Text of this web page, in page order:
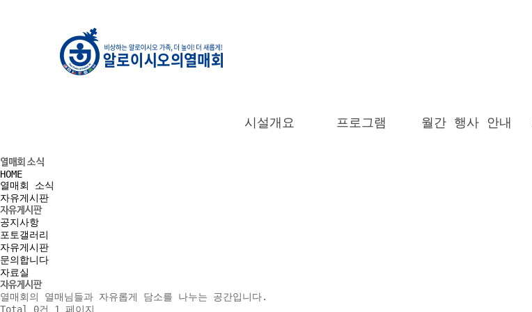
시설개요 프로그램 월간 행사 안내
열매회 소식
HOME
열매회 소식
자유게시판
자유게시판
공지사항
포토갤러리
자유게시판
문의합니다
자료실
자유게시판
열매회의 열매님들과 자유롭게 담소를 나누는 공간입니다.
Total 0건
1 페이지